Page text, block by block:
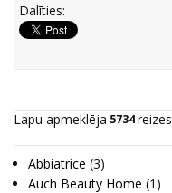
Dalīties:
Lapu apmeklēja 5734reizes
Abbiatrice (3)
Auch Beauty Home (1)